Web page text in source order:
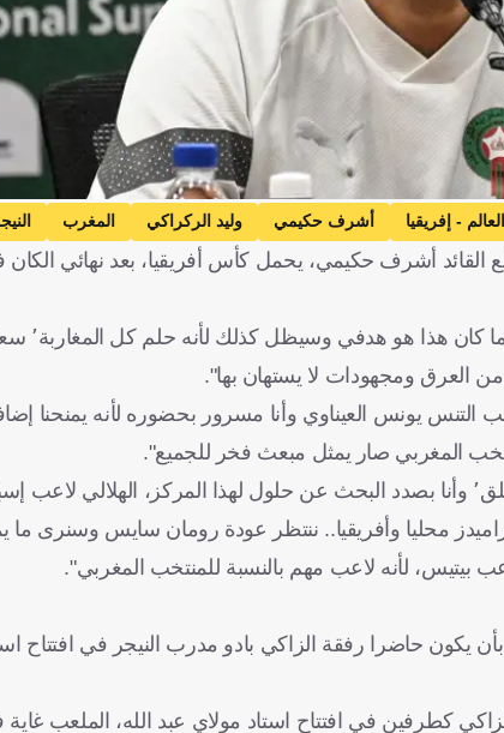
- إفريقيا أشرف حكيمي وليد الركراكي المغرب
القائد أشرف حكيمي، يحمل كأس أفريقيا، بعد نهائي
وقال وليد في المؤتمر
من العرق ومجهودات لا يستهان بها".
المغربي صار يمثل مبعث فخر للجميع".
وحول دفاع المنتخب المغربي قال الركراكي: "الدفاع يمثل لي مبعث قلق٬ وأنا بصدد البحث عن حلول لهذا المركز،
بيتيس، لأنه لاعب مهم بالنسبة للمنتخب المغربي".
يكون حاضرا رفقة الزاكي بادو مدرب النيجر في افتتاح
كطرفين في افتتاح استاد مولاي عبد الله، الملعب